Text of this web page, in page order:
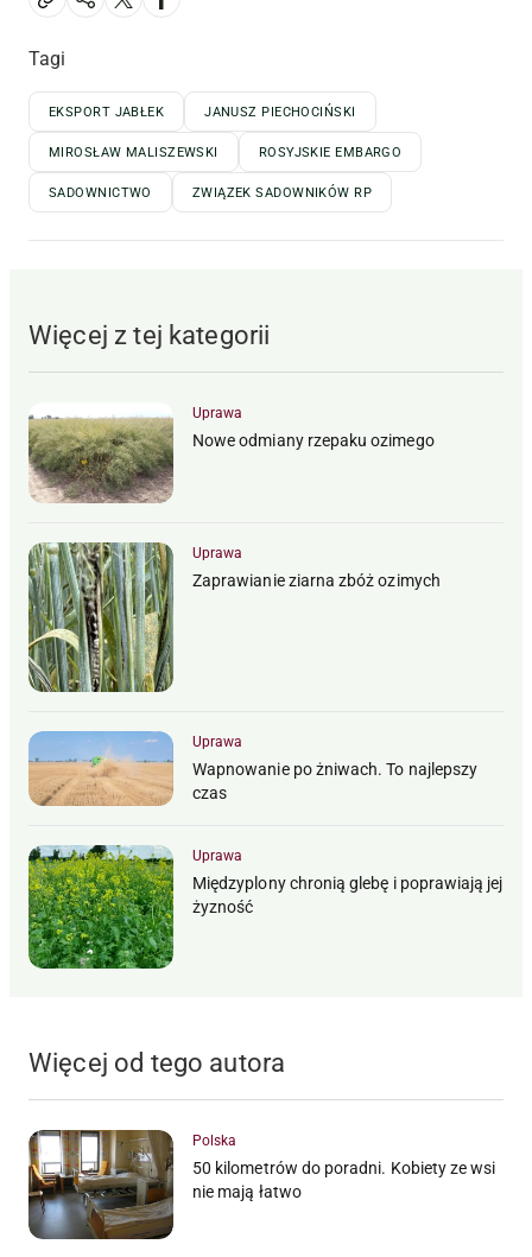
Tagi
EKSPORT JABŁEK JANUSZ PIECHOCIŃSKI
MIROSŁAW MALISZEWSKI ROSYJSKIE EMBARGO
SADOWNICTWO ZWIĄZEK SADOWNIKÓW RP
Więcej z tej kategorii
Uprawa
Nowe odmiany rzepaku ozimego
Uprawa
Zaprawianie ziarna zbóż ozimych
Uprawa
Wapnowanie po żniwach. To najlepszy
czas
Uprawa
Międzyplony chronią glebę i poprawiają jej
żyzność
Więcej od tego autora
Polska
50 kilometrów do poradni. Kobiety ze wsi
nie mają łatwo